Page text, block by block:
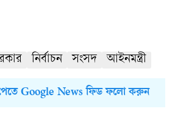
নির্বাচন সংসদ আইনমন্ত্রী
Google News ফিড ফলো করুন